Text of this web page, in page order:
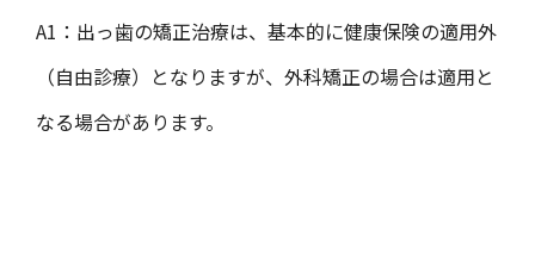
A1 ： 出っ歯の矯正治療は、基本的に健康保険の適用外
（自由診療）となりますが、外科矯正の場合は適用と
なる場合があります。